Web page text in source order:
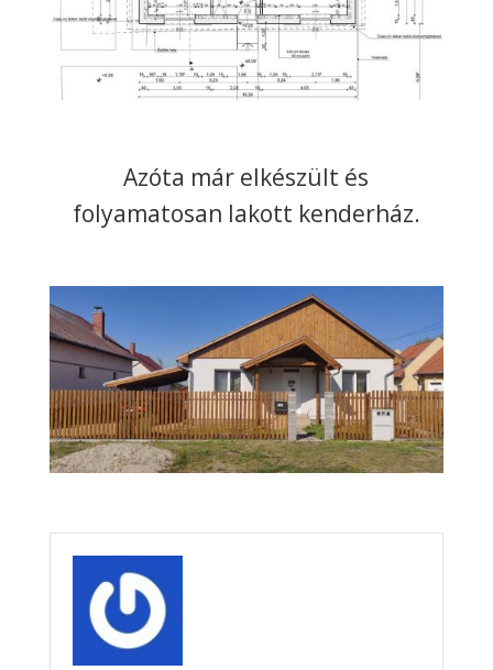
Azóta már elkészült és
folyamatosan lakott kenderház.